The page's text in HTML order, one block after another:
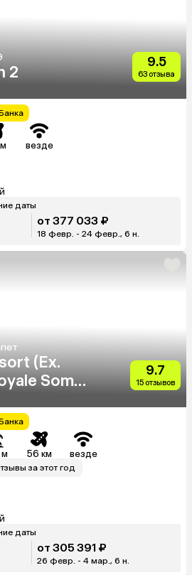
2
9.5
63 отзыва
везде
даты
от 377 033 ₽
18 февр. - 24 февр., 6 н.
(Ex.
Soma
9.7
15 отзывов
м 56 км везде
за этот год
даты
от 305 391 ₽
26 февр. - 4 мар., 6 н.